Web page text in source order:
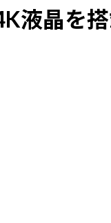
液晶を